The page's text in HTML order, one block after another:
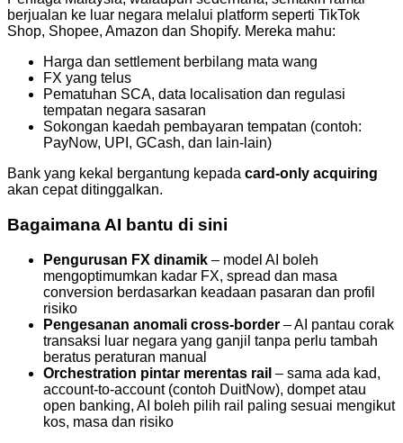
berjualan ke luar negara melalui platform seperti TikTok
Shop, Shopee, Amazon dan Shopify. Mereka mahu:
Harga dan settlement berbilang mata wang
FX yang telus
Pematuhan SCA, data localisation dan regulasi
tempatan negara sasaran
Sokongan kaedah pembayaran tempatan (contoh:
PayNow, UPI, GCash, dan lain-lain)
Bank yang kekal bergantung kepada card-only acquiring
akan cepat ditinggalkan.
Bagaimana AI bantu di sini
Pengurusan FX dinamik – model AI boleh
mengoptimumkan kadar FX, spread dan masa
conversion berdasarkan keadaan pasaran dan profil
risiko
Pengesanan anomali cross-border – AI pantau corak
transaksi luar negara yang ganjil tanpa perlu tambah
beratus peraturan manual
Orchestration pintar merentas rail – sama ada kad,
account-to-account (contoh DuitNow), dompet atau
open banking, AI boleh pilih rail paling sesuai mengikut
kos, masa dan risiko